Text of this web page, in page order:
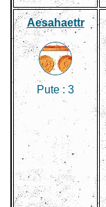
Aesahaettr
Pute :3